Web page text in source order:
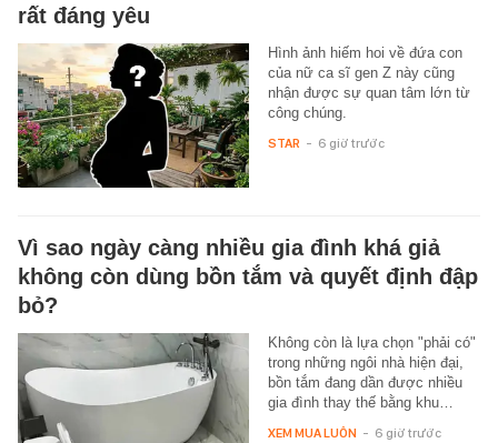
rất đáng yêu
Hình ảnh hiếm hoi về đứa con
của nữ ca sĩ gen Z này cũng
nhận được sự quan tâm lớn từ
công chúng.
STAR - 6 giờ trước
Vì sao ngày càng nhiều gia đình khá giả
không còn dùng bồn tắm và quyết định đập
bỏ?
Không còn là lựa chọn "phải có"
trong những ngôi nhà hiện đại,
bồn tắm đang dần được nhiều
gia đình thay thế bằng khu…
XEM MUA LUÔN - 6 giờ trước